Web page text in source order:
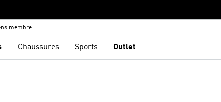
membre
Chaussures Sports Outlet